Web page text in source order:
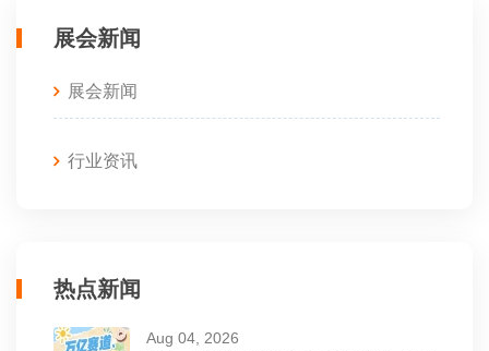
展会新闻
展会新闻
行业资讯
热点新闻
Aug 04, 2026